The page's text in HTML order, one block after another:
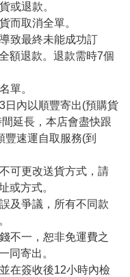
退款。
取消全單。
致最終未能成功訂
額退款。退款需時7個
單。
內以順豐寄出(預購貨
延長，本店會盡快跟
速運自取服務(到
更改送貨方式，請
或方式。
爭議，所有不同款
一，恕非免運費之
同寄出。
簽收後12小時內檢